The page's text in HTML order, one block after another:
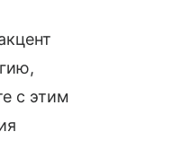
с этим